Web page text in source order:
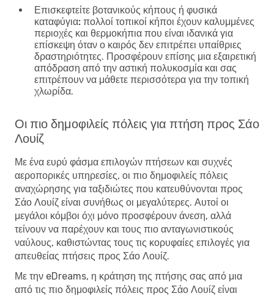
Επισκεφτείτε βοτανικούς κήπους ή φυσικά
καταφύγια: πολλοί τοπικοί κήποι έχουν καλυμμένες
περιοχές και θερμοκήπια που είναι ιδανικά για
επίσκεψη όταν ο καιρός δεν επιτρέπει υπαίθριες
δραστηριότητες. Προσφέρουν επίσης μια εξαιρετική
απόδραση από την αστική πολυκοσμία και σας
επιτρέπουν να μάθετε περισσότερα για την τοπική
χλωρίδα.
Οι πιο δημοφιλείς πόλεις για πτήση προς Σάο
Λουίζ
Με ένα ευρύ φάσμα επιλογών πτήσεων και συχνές
αεροπορικές υπηρεσίες, οι πιο δημοφιλείς πόλεις
αναχώρησης για ταξιδιώτες που κατευθύνονται προς
Σάο Λουίζ είναι συνήθως οι μεγαλύτερες. Αυτοί οι
μεγάλοι κόμβοι όχι μόνο προσφέρουν άνεση, αλλά
τείνουν να παρέχουν και τους πιο ανταγωνιστικούς
ναύλους, καθιστώντας τους τις κορυφαίες επιλογές για
απευθείας πτήσεις προς Σάο Λουίζ.
Με την eDreams, η κράτηση της πτήσης σας από μια
από τις πιο δημοφιλείς πόλεις προς Σάο Λουίζ είναι